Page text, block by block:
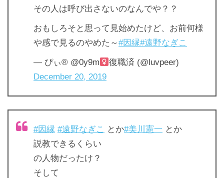
その人は呼び出さないのなんでや？？
おもしろそと思って見始めたけど、お前何様
や感で見るのやめた～#因縁#遠野なぎこ
— ぴぃ®️ @0y9m
復職済 (@luvpeer)
December 20, 2019
#因縁 #遠野なぎこ とか#美川憲一 とか
説教できるくらい
の人物だったけ？
そして